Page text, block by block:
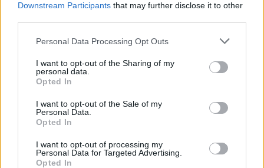
Downstream Participants that may further disclose it to other
Please note that this website/app uses one or more Google
not limited to your visit or usage behaviour. You may click to
grant or deny consent to Google and its third-party tags to
use your data for below specified purposes in below Google
consent section.
Personal Data Processing Opt Outs
I want to opt-out of the Sharing of my
personal data.
Opted In
I want to opt-out of the Sale of my
Personal Data.
Opted In
I want to opt-out of processing my
Personal Data for Targeted Advertising.
Opted In
VÁDAT AZ ÜGYÉSZSÉG
A férfi a nyílt utcán kezdte verni áldozatát.
Szólj hozzá!